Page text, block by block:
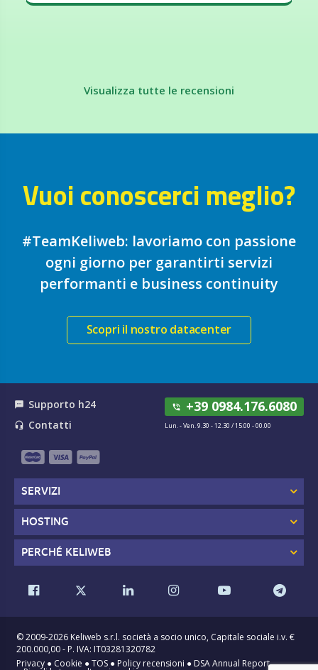
Visualizza tutte le recensioni
Vuoi conoscerci meglio?
#TeamKeliweb: lavoriamo con passione
ogni giorno per garantirti servizi
performanti e business continuity
Scopri il nostro datacenter
textsms Supporto h24
headset_mic Contatti
phone_in_talk +39 0984.176.6080
Lun. - Ven. 9.30 - 12.30 / 15.00 - 00.00
SERVIZI
HOSTING
PERCHÉ KELIWEB
© 2009-2026 Keliweb s.r.l. società a socio unico, Capitale sociale i.v. €
200.000,00 - P. IVA: IT03281320782
Privacy ● Cookie ●TOS ● Policy recensioni ● DSA Annual Report